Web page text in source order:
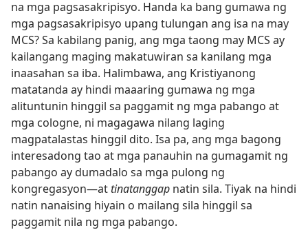
na mga pagsasakripisyo. Handa ka bang gumawa ng
mga pagsasakripisyo upang tulungan ang isa na may
MCS? Sa kabilang panig, ang mga taong may MCS ay
kailangang maging makatuwiran sa kanilang mga
inaasahan sa iba. Halimbawa, ang Kristiyanong
matatanda ay hindi maaaring gumawa ng mga
alituntunin hinggil sa paggamit ng mga pabango at
mga cologne, ni magagawa nilang laging
magpatalastas hinggil dito. Isa pa, ang mga bagong
interesadong tao at mga panauhin na gumagamit ng
pabango ay dumadalo sa mga pulong ng
kongregasyon​—at tinatanggap natin sila. Tiyak na hindi
natin nanaising hiyain o mailang sila hinggil sa
paggamit nila ng mga pabango.